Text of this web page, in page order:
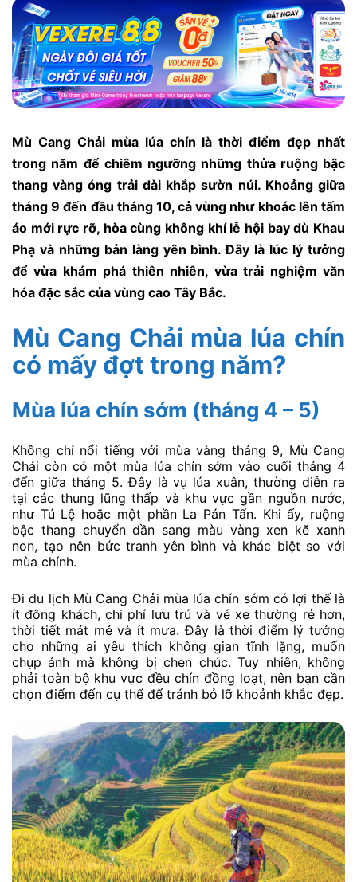
Mù Cang Chải mùa lúa chín là thời điểm đẹp nhất
trong năm để chiêm ngưỡng những thửa ruộng bậc
thang vàng óng trải dài khắp sườn núi. Khoảng giữa
tháng 9 đến đầu tháng 10, cả vùng như khoác lên tấm
áo mới rực rỡ, hòa cùng không khí lễ hội bay dù Khau
Phạ và những bản làng yên bình. Đây là lúc lý tưởng
để vừa khám phá thiên nhiên, vừa trải nghiệm văn
hóa đặc sắc của vùng cao Tây Bắc.
Mù Cang Chải mùa lúa chín
có mấy đợt trong năm?
Mùa lúa chín sớm (tháng 4 – 5)
Không chỉ nổi tiếng với mùa vàng tháng 9, Mù Cang
Chải còn có một mùa lúa chín sớm vào cuối tháng 4
đến giữa tháng 5. Đây là vụ lúa xuân, thường diễn ra
tại các thung lũng thấp và khu vực gần nguồn nước,
như Tú Lệ hoặc một phần La Pán Tẩn. Khi ấy, ruộng
bậc thang chuyển dần sang màu vàng xen kẽ xanh
non, tạo nên bức tranh yên bình và khác biệt so với
mùa chính.
Đi du lịch Mù Cang Chải mùa lúa chín sớm có lợi thế là
ít đông khách, chi phí lưu trú và vé xe thường rẻ hơn,
thời tiết mát mẻ và ít mưa. Đây là thời điểm lý tưởng
cho những ai yêu thích không gian tĩnh lặng, muốn
chụp ảnh mà không bị chen chúc. Tuy nhiên, không
phải toàn bộ khu vực đều chín đồng loạt, nên bạn cần
chọn điểm đến cụ thể để tránh bỏ lỡ khoảnh khắc đẹp.